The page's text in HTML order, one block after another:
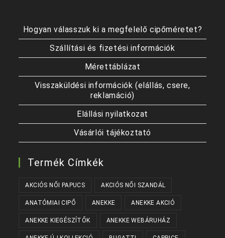
Hogyan válasszuk ki a megfelelő cipőméretet?
Szállítási és fizetési információk
Mérettáblázat
Visszaküldési információk (elállás, csere,
reklamáció)
Elállási nyilatkozat
Vásárlói tájékoztató
Termék Címkék
AKCIÓS NŐI PAPUCS AKCIÓS NŐI SZANDÁL
ANATÓMIAI CIPŐ ANEKKE ANEKKE AKCIÓ
ANEKKE KIEGÉSZÍTŐK ANEKKE WEBÁRUHÁZ